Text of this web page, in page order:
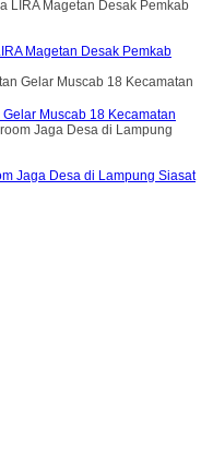
Magetan Desak Pemkab
Muscab 18 Kecamatan
Jaga Desa di Lampung Siasat